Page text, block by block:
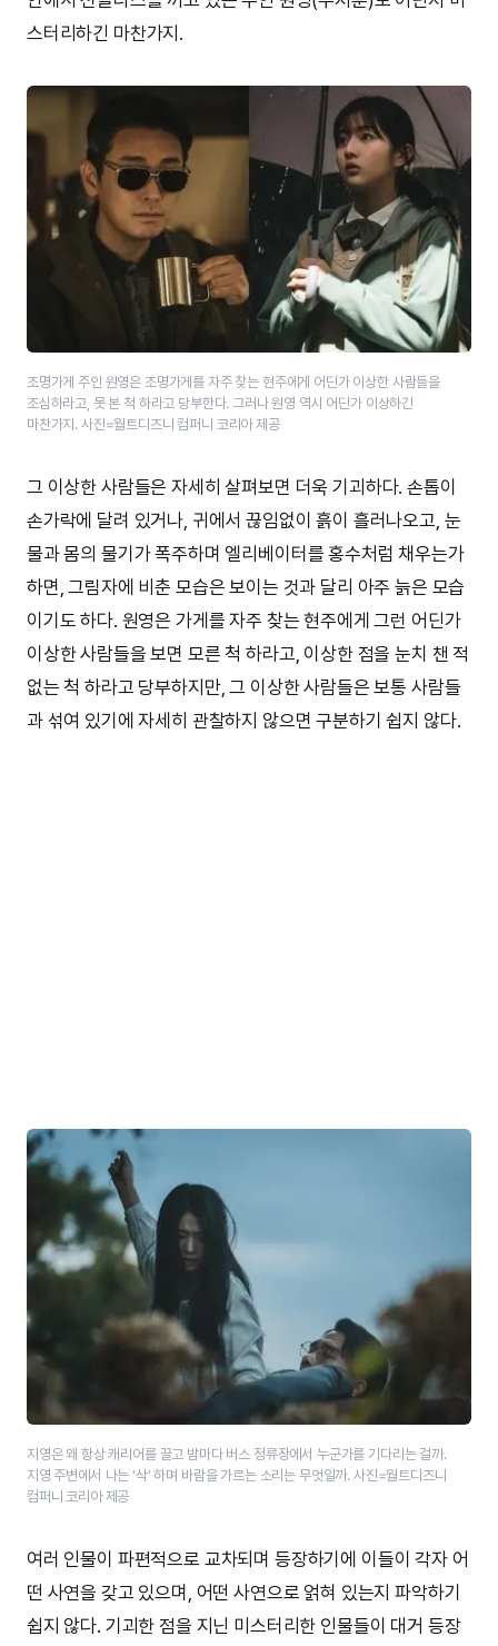
스터리하긴 마찬가지.
조명가게 주인 원영은 조명가게를 자주 찾는 현주에게 어딘가 이상한 사람들을
조심하라고, 못 본 척 하라고 당부한다. 그러나 원영 역시 어딘가 이상하긴
마찬가지. 사진=월트디즈니 컴퍼니 코리아 제공
그 이상한 사람들은 자세히 살펴보면 더욱 기괴하다. 손톱이
손가락에 달려 있거나, 귀에서 끊임없이 흙이 흘러나오고, 눈
물과 몸의 물기가 폭주하며 엘리베이터를 홍수처럼 채우는가
하면, 그림자에 비춘 모습은 보이는 것과 달리 아주 늙은 모습
이기도 하다. 원영은 가게를 자주 찾는 현주에게 그런 어딘가
이상한 사람들을 보면 모른 척 하라고, 이상한 점을 눈치 챈 적
없는 척 하라고 당부하지만, 그 이상한 사람들은 보통 사람들
과 섞여 있기에 자세히 관찰하지 않으면 구분하기 쉽지 않다.
지영은 왜 항상 캐리어를 끌고 밤마다 버스 정류장에서 누군가를 기다리는 걸까.
지영 주변에서 나는 ‘삭’ 하며 바람을 가르는 소리는 무엇일까. 사진=월트디즈니
컴퍼니 코리아 제공
여러 인물이 파편적으로 교차되며 등장하기에 이들이 각자 어
떤 사연을 갖고 있으며, 어떤 사연으로 얽혀 있는지 파악하기
쉽지 않다. 기괴한 점을 지닌 미스터리한 인물들이 대거 등장